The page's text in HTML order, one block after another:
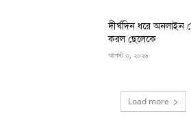
দীর্ঘদিন ধরে অনলাইন
করল ছেলেকে
আগস্ট ৩, ২০২৬
Load more